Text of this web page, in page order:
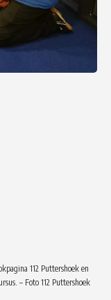
112 Puttershoek en
– Foto 112 Puttershoek